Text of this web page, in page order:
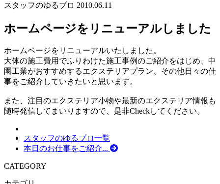
スタッフのゆるブロ 2010.06.11
ホームページをリニューアルしました
ホームページをリニューアルいたしました。
大体の施工費用でふりわけた施工事例のご紹介をはじめ、中
園工業がおすすめするエクステリアプラン、その他日々の仕
事をご紹介していきたいと思います。
また、注目のエクステリア小物や最新のエクステリア情報も
随時発信してまいりますので、是非Checkしてください。
スタッフのゆるブロ一覧
本日のお仕事をご紹介...
CATEGORY